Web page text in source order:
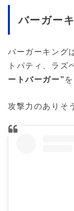
バーガー
バーガーキング
トパティ、ラズ
ートバーガー”
攻撃力のありそ